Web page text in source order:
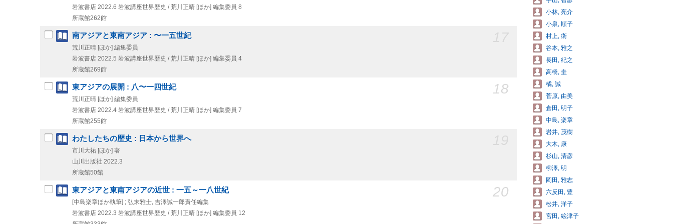
岩波書店 2022.6 岩波講座世界歴史 / 荒川正晴 [ほか] 編集委員 8
所蔵館262館
南アジアと東南アジア : 〜一五世紀
荒川正晴 [ほか] 編集委員
岩波書店 2022.5 岩波講座世界歴史 / 荒川正晴 [ほか] 編集委員 4
所蔵館269館
18
東アジアの展開 : 八〜一四世紀
荒川正晴 [ほか] 編集委員
岩波書店 2022.4 岩波講座世界歴史 / 荒川正晴 [ほか] 編集委員 7
所蔵館255館
わたしたちの歴史 : 日本から世界へ
市川大祐 [ほか] 著
山川出版社 2022.3
所蔵館50館
20
東アジアと東南アジアの近世 : 一五～一八世紀
[中島楽章ほか執筆] ; 弘末雅士, 吉澤誠一郎責任編集
岩波書店 2022.3 岩波講座世界歴史 / 荒川正晴 [ほか] 編集委員 12
小林, 亮介
小泉, 順子
村上, 衛
谷本, 雅之
長田, 紀之
高橋, 圭
橘, 誠
菅原, 由美
倉田, 明子
中島, 楽章
岩井, 茂樹
大木, 康
杉山, 清彦
柳澤, 明
岡田, 雅志
六反田, 豊
松井, 洋子
宮田, 絵津子